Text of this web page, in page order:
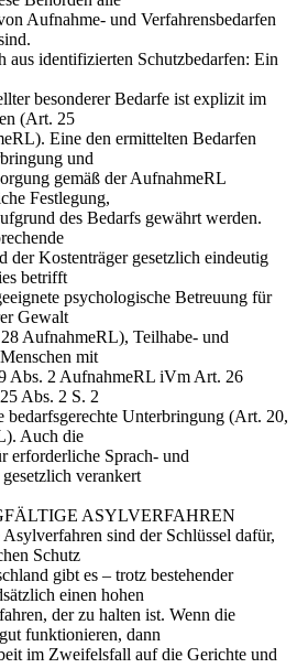
Aufnahme- und Verfahrensbedarfen
aus identifizierten Schutzbedarfen: Ein
besonderer Bedarfe ist explizit im
(Art. 25
Eine den ermittelten Bedarfen
und
gemäß der AufnahmeRL
Festlegung,
des Bedarfs gewährt werden.
der Kostenträger gesetzlich eindeutig
betrifft
psychologische Betreuung für
Gewalt
AufnahmeRL), Teilhabe- und
mit
Abs. 2 AufnahmeRL iVm Art. 26
Abs. 2 S. 2
Unterbringung (Art. 20,
Auch die
erforderliche Sprach- und
verankert
ASYLVERFAHREN
sind der Schlüssel dafür,
Schutz
gibt es – trotz bestehender
einen hohen
der zu halten ist. Wenn die
funktionieren, dann
im Zweifelsfall auf die Gerichte und